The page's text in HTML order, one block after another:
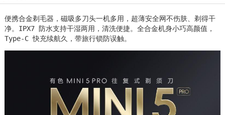
便携合金剃毛器，磁吸多刀头一机多用，超薄安全网不伤肤、剃得干
净。IPX7 防水支持干湿两用，清洗便捷。全合金机身小巧高颜值，
Type‑C 快充续航久，带旅行锁防误触。